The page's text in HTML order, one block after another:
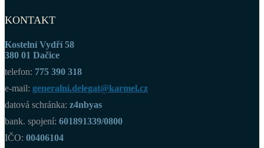
KONTAKT
Kostelní Vydří 58
380 01 Dačice
telefon: 775 390 318
e-mail: generalni.delegat@karmel.cz
datová schránka: z4nbyas
bank. spojení: 601891339/0800
IČO: 00406104